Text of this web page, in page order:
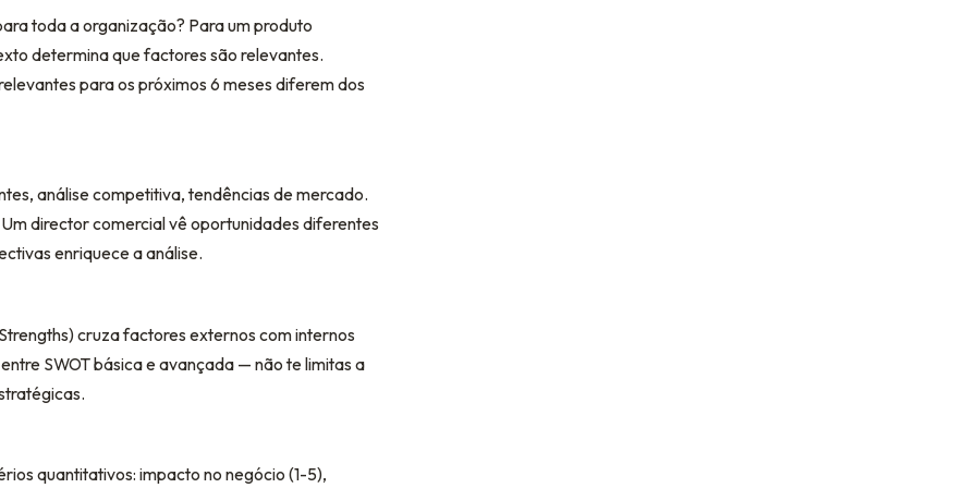
toda a organização? Para um produto
determina que factores são relevantes.
para os próximos 6 meses diferem dos
análise competitiva, tendências de mercado.
director comercial vê oportunidades diferentes
enriquece a análise.
cruza factores externos com internos
SWOT básica e avançada — não te limitas a
quantitativos: impacto no negócio (1-5),